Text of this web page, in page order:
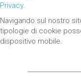
Privacy.
Navigando sul nostro
tipologie di cookie
dispositivo mobile.